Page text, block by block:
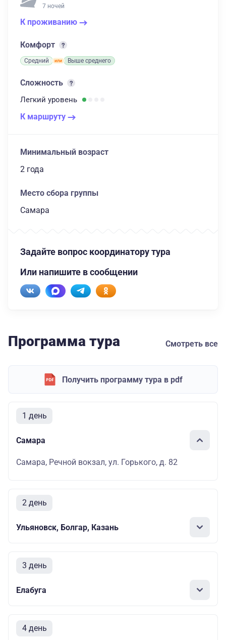
7 ночей
К проживанию
Комфорт
Средний Выше среднего
Сложность
Легкий уровень
К маршруту
Минимальный возраст
2 года
Место сбора группы
Самара
Задайте вопрос координатору тура
Или напишите в сообщении
Программа тура Смотреть все
Получить программу тура в pdf
1 день
Самара
Самара, Речной вокзал, ул. Горького, д. 82
2 день
Ульяновск, Болгар, Казань
3 день
Елабуга
4 день